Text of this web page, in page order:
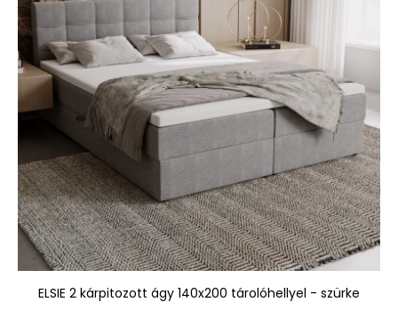
ELSIE 2 kárpitozott ágy 140x200 tárolóhellyel - szürke